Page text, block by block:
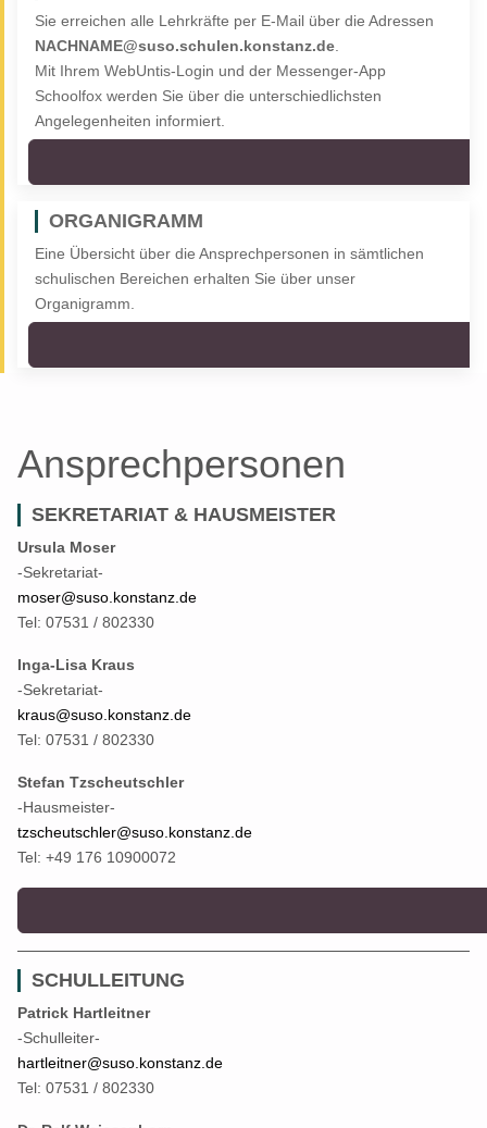
Sie erreichen alle Lehrkräfte per E-Mail über die Adressen
NACHNAME@suso.schulen.konstanz.de
Mit Ihrem WebUntis-Login und der Messenger-App
Schoolfox werden Sie über die unterschiedlichsten
Angelegenheiten informiert.
ORGANIGRAMM
Eine Übersicht über die Ansprechpersonen in sämtlichen
schulischen Bereichen erhalten Sie über unser
Organigramm.
Ansprechpersonen
SEKRETARIAT & HAUSMEISTER
Ursula Moser
-Sekretariat-
moser@suso.konstanz.de
Tel: 07531 / 802330
Inga-Lisa Kraus
-Sekretariat-
kraus@suso.konstanz.de
Tel: 07531 / 802330
Stefan Tzscheutschler
-Hausmeister-
tzscheutschler@suso.konstanz.de
Tel: +49 176 10900072
SCHULLEITUNG
Patrick Hartleitner
-Schulleiter-
hartleitner@suso.konstanz.de
Tel: 07531 / 802330